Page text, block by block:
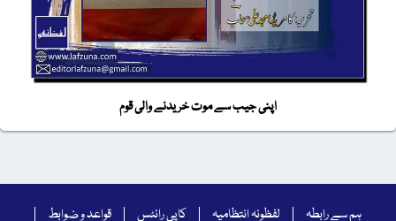
اپنی جیب سے موت خریدنے والی قوم
ہم سے رابطہ لفظونہ انتظامیہ کاپی رائٹس قواعد و ضوابط